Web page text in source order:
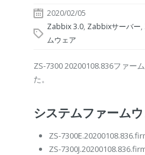
2020/02/05
Zabbix 3.0, Zabbixサーバー,
ムウェア
ZS-7300 20200108.836ファー
た。
システムファーム
ZS-
ZS-